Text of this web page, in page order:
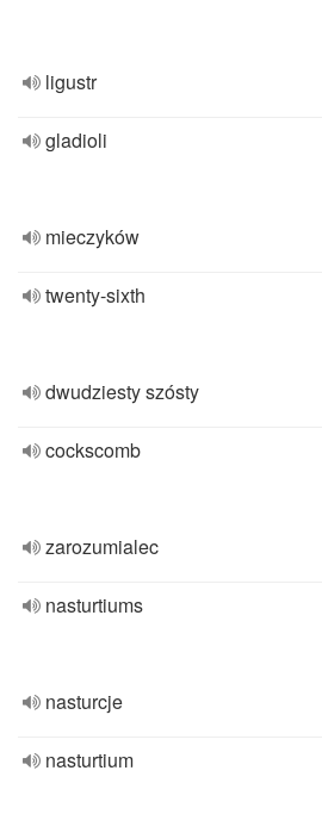
ligustr
gladioli
mieczyków
twenty-sixth
dwudziesty szósty
cockscomb
zarozumialec
nasturtiums
nasturcje
nasturtium